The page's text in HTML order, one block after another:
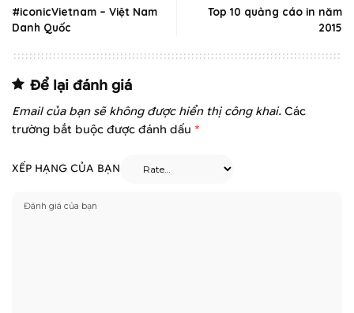
#iconicVietnam – Việt Nam
Danh Quốc
Top 10 quảng cáo in năm
2015
Để lại đánh giá
Email của bạn sẽ không được hiển thị công khai. Các
trường bắt buộc được đánh dấu *
XẾP HẠNG CỦA BẠN